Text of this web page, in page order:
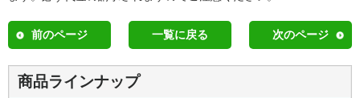
前のページ 一覧に戻る 次のページ
商品ラインナップ